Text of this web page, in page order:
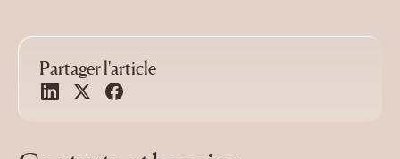
Partager l'article